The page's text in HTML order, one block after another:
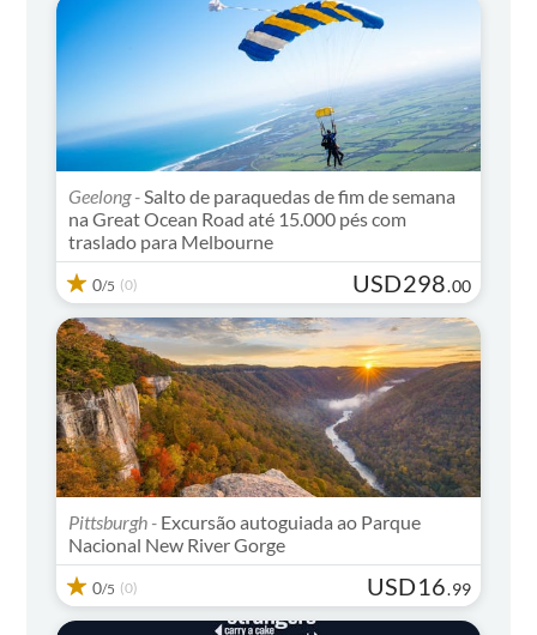
Geelong - Salto de paraquedas de fim de semana
na Great Ocean Road até 15.000 pés com
traslado para Melbourne
0/5 (0) USD298.00
Pittsburgh - Excursão autoguiada ao Parque
Nacional New River Gorge
0/5 (0) USD16.99